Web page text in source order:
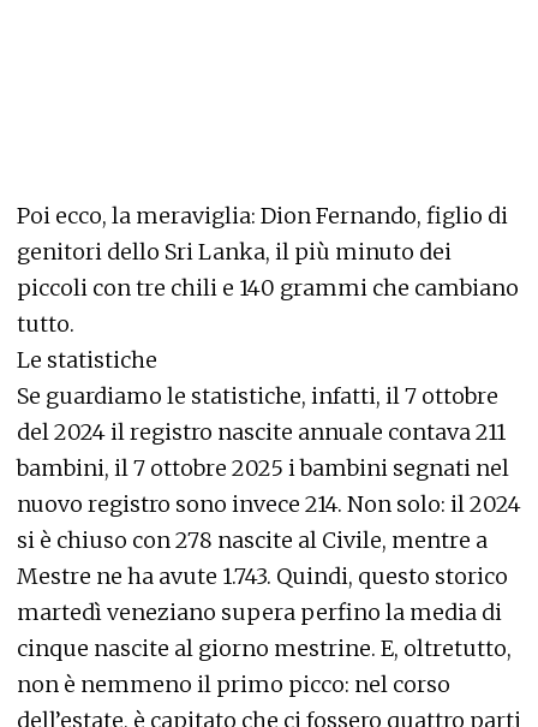
Poi ecco, la meraviglia: Dion Fernando, figlio di
genitori dello Sri Lanka, il più minuto dei
piccoli con tre chili e 140 grammi che cambiano
tutto.
Le statistiche
Se guardiamo le statistiche, infatti, il 7 ottobre
del 2024 il registro nascite annuale contava 211
bambini, il 7 ottobre 2025 i bambini segnati nel
nuovo registro sono invece 214. Non solo: il 2024
si è chiuso con 278 nascite al Civile, mentre a
Mestre ne ha avute 1.743. Quindi, questo storico
martedì veneziano supera perfino la media di
cinque nascite al giorno mestrine. E, oltretutto,
non è nemmeno il primo picco: nel corso
dell’estate, è capitato che ci fossero quattro parti